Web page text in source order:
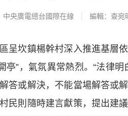
中央廣電總台國際在線 編輯：查宛
坎鎮楊幹村深入推進基層依
亭”，氣氛異常熱烈。“法律
答或解決，不能當場解答或
民則隨時建言獻策，提出建